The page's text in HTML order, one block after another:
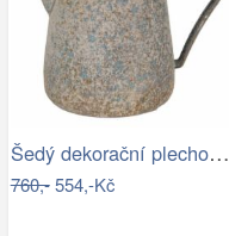
Šedý dekorační plechový džbánek s…
760,-554,-Kč